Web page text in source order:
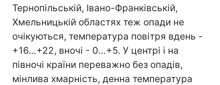
Тернопільській, Івано-Франківській,
Хмельницькій областях теж опади не
очікуються, температура повітря вдень -
+16…+22, вночі - 0…+5. У центрі і на
півночі країни переважно без опадів,
мінлива хмарність, денна температура